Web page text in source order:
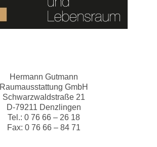
Hermann Gutmann
Raumausstattung GmbH
Schwarzwaldstraße 21
D-79211 Denzlingen
Tel.: 0 76 66 – 26 18
Fax: 0 76 66 – 84 71